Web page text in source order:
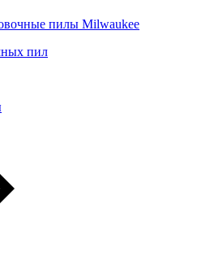
пилы Milwaukee
пил